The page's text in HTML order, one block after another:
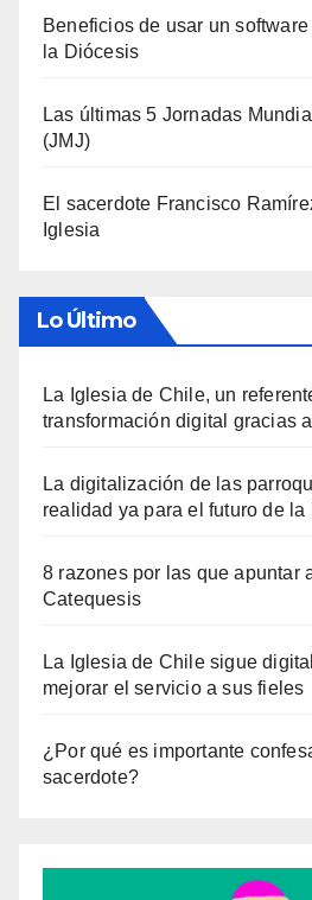
Beneficios de usar un
la Diócesis
Las últimas 5 Jornadas
(JMJ)
El sacerdote Francisco
Iglesia
Lo Último
La Iglesia de Chile, un
transformación digital gracias
La digitalización de las
realidad ya para el futuro de la
8 razones por las que apuntar
Catequesis
La Iglesia de Chile sigue
mejorar el servicio a sus fieles
¿Por qué es importante
sacerdote?